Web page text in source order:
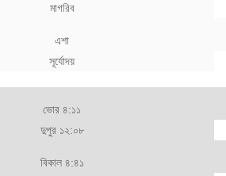
মাগরিব
এশা
সূর্যোদয়
ভোর ৪:১১
দুপুর ১২:০৮
বিকাল ৪:৪১